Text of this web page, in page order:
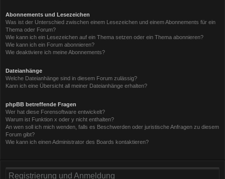
Abonnements und Lesezeichen
Was ist der Unterschied zwischen einem Lesezeichen und einem Abonnements für ein
Thema oder Forum?
Wie kann ich ein Lesezeichen auf ein Thema setzen oder ein Thema abonnieren?
Wie kann ich ein Forum abonnieren?
Wie deaktiviere ich meine Abonnements?
Dateianhänge
Welche Dateianhänge sind in diesem Forum zulässig?
Kann ich eine Übersicht all meiner Dateianhänge erhalten?
phpBB betreffende Fragen
Wer hat diese Forensoftware entwickelt?
Warum ist Funktion x oder y nicht enthalten?
An wen soll ich mich wenden, falls es Beschwerden oder juristische Anfragen zu diesem
Forum gibt?
Wie kann ich einen Administrator des Boards kontaktieren?
Registrierung und Anmeldung